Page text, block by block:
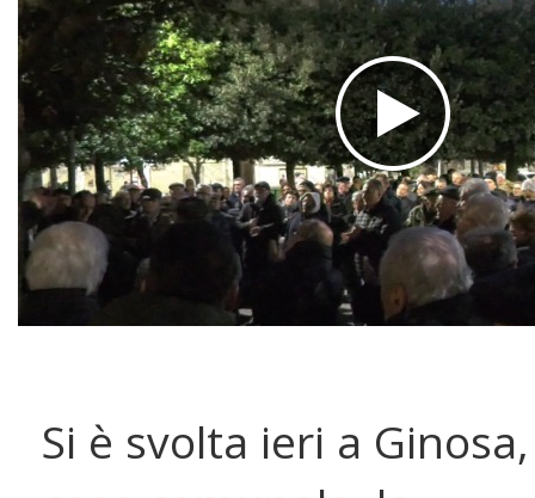
Si è svolta ieri a